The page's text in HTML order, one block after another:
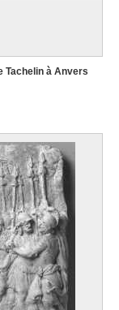
Tachelin à Anvers